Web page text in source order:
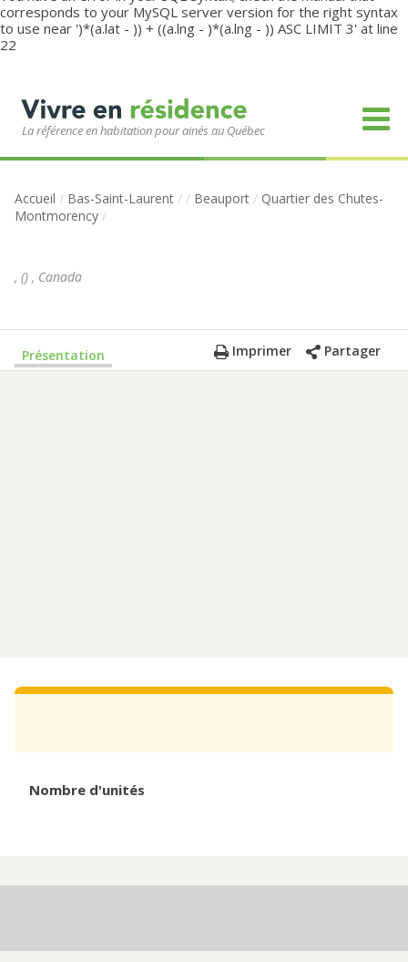
corresponds to your MySQL server version for the right syntax
to use near ')*(a.lat - )) + ((a.lng - )*(a.lng - )) ASC LIMIT 3' at line
22
La référence en habitation pour ainés au Québec
Accueil / Bas-Saint-Laurent / / Beauport / Quartier des Chutes-
Montmorency /
, () , Canada
Présentation Imprimer Partager
Nombre d'unités